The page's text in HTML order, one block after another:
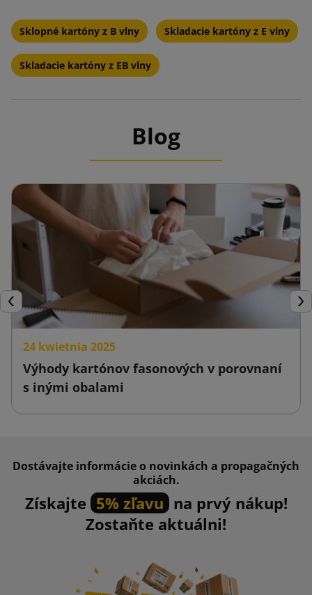
Sklopné kartóny z B vlny Skladacie kartóny z E vlny
Skladacie kartóny z EB vlny
Blog
Späť
24 kwietnia 2025
Výhody kartónov fasonových v porovnaní
s inými obalami
Dostávajte informácie o novinkách a propagačných
akciách.
Získajte 5% zľavu na prvý nákup!
Zostaňte aktuálni!